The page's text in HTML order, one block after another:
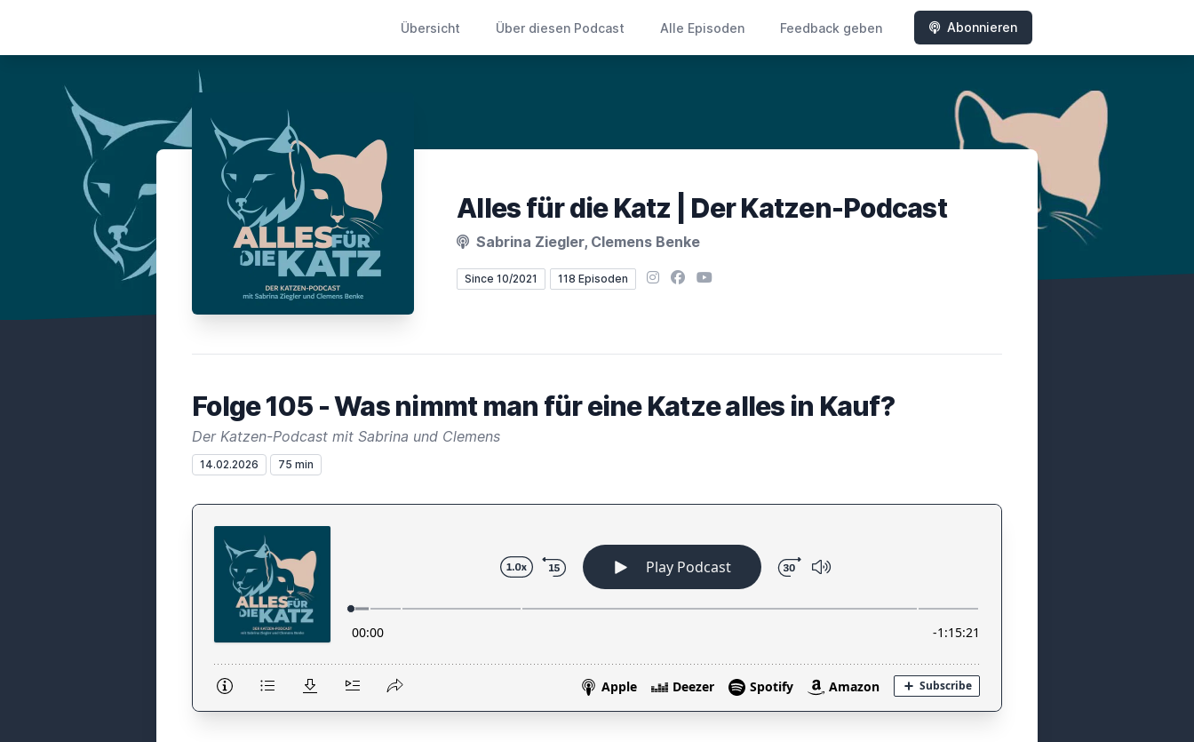
Übersicht Über diesen Podcast Alle Episoden Feedback geben Abonnieren
Alles für die Katz | Der Katzen-Podcast
Sabrina Ziegler, Clemens Benke
Since 10/2021 118 Episoden Instagram
Facebook
YouTube
Folge 105 - Was nimmt man für eine Katze alles in Kauf?
Der Katzen-Podcast mit Sabrina und Clemens
14.02.2026 75 min